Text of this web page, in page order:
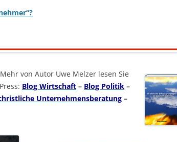
Mehr von Autor Uwe Melzer lesen Sie
Blog Wirtschaft – Blog Politik –
Unternehmensberatung –